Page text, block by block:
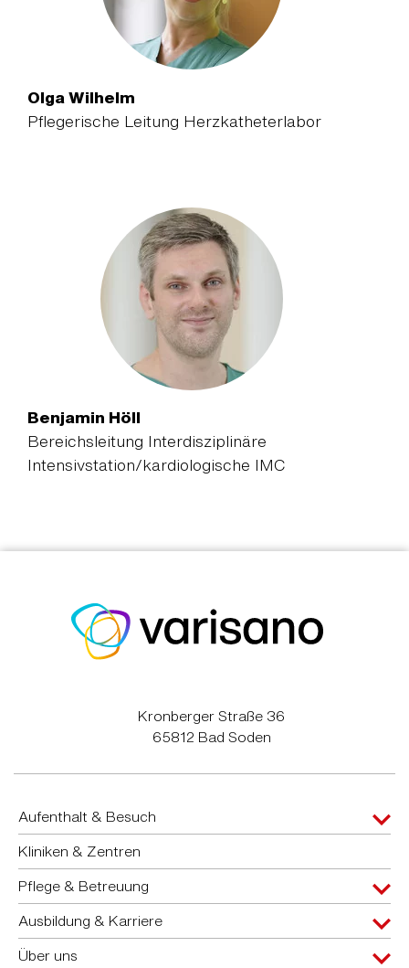
Olga Wilhelm
Pflegerische Leitung Herzkatheterlabor
Benjamin Höll
Bereichsleitung Interdisziplinäre
Intensivstation/kardiologische IMC
Kronberger Straße 36
65812 Bad Soden
Aufenthalt & Besuch
Kliniken & Zentren
Pflege & Betreuung
Ausbildung & Karriere
Über uns